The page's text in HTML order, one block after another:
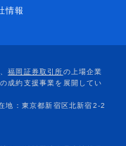
情報